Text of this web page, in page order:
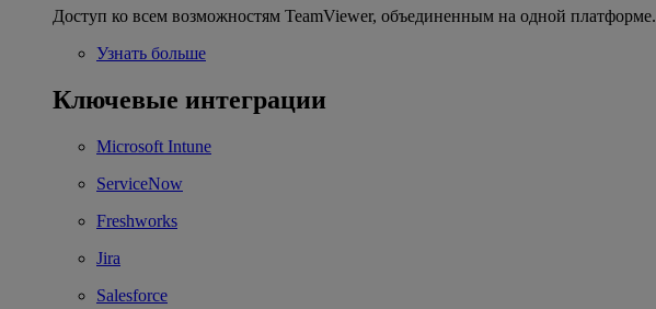
Доступ ко всем возможностям TeamViewer, объединенным на одной платформе.
Узнать больше
Ключевые интеграции
Microsoft Intune
ServiceNow
Freshworks
Jira
Salesforce